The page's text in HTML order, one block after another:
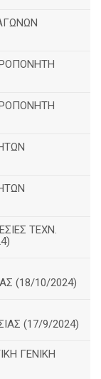
ΤΕΧΝ.
(18/10/2024)
(17/9/2024)
ΓΕΝΙΚΗ